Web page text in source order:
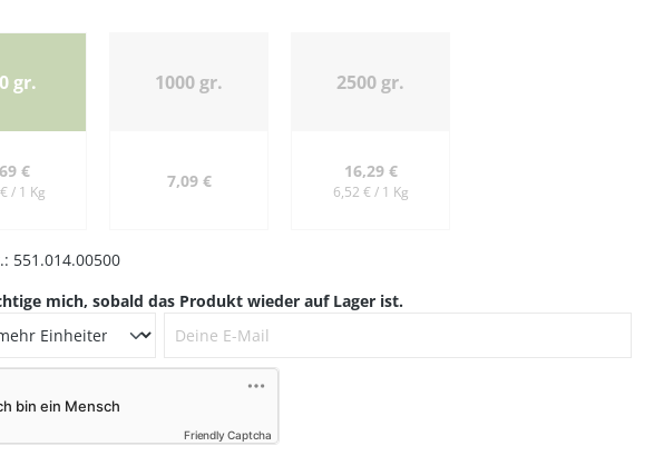
gr.
€
/ 1 Kg
1000 gr.
7,09 €
2500 gr.
16,29 €
6,52 € / 1 Kg
551.014.00500
mich, sobald das Produkt wieder auf Lager ist.
Friendly Captcha